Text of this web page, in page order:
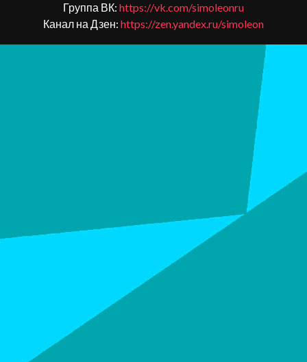
Группа ВК: https://vk.com/simoleonru
Канал на Дзен: https://zen.yandex.ru/simoleon